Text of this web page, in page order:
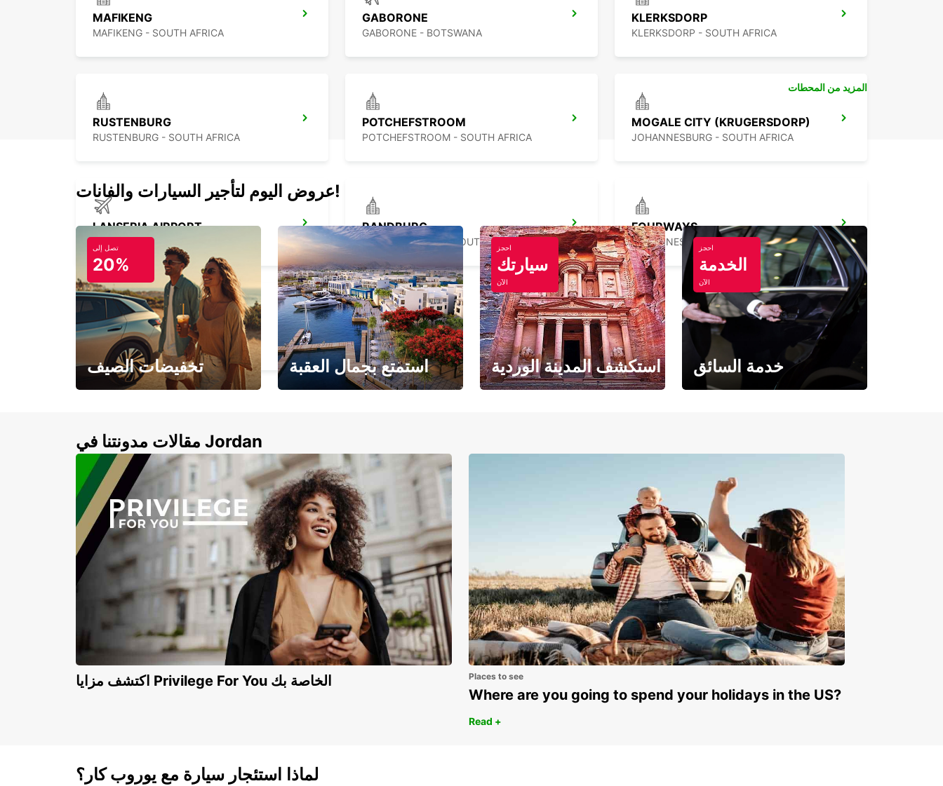
MAFIKENG
MAFIKENG - SOUTH AFRICA
GABORONE
GABORONE - BOTSWANA
KLERKSDORP
KLERKSDORP - SOUTH AFRICA
RUSTENBURG
RUSTENBURG - SOUTH AFRICA
POTCHEFSTROOM
POTCHEFSTROOM - SOUTH AFRICA
MOGALE CITY (KRUGERSDORP)
JOHANNESBURG - SOUTH AFRICA
LANSERIA AIRPORT
JOHANNESBURG - SOUTH AFRICA
RANDBURG
JOHANNESBURG - SOUTH AFRICA
FOURWAYS
JOHANNESBURG - SOUTH AFRICA
VANDERBIJLPARK
VANDERBIJLPARK - SOUTH AFRICA
المزيد من المحطات
عروض اليوم لتأجير السيارات والفانات!
تصل إلى
20%
تخفيضات الصيف استمتع بجمال العقبة
احجز
سيارتك
الآن
استكشف المدينة الوردية
احجز
الخدمة
الآن
خدمة السائق
مقالات مدونتنا في Jordan
اكتشف مزايا Privilege For You الخاصة بك Places to see
Where are you going to spend your holidays in the US?
Read +
لماذا استئجار سيارة مع يوروب كار؟